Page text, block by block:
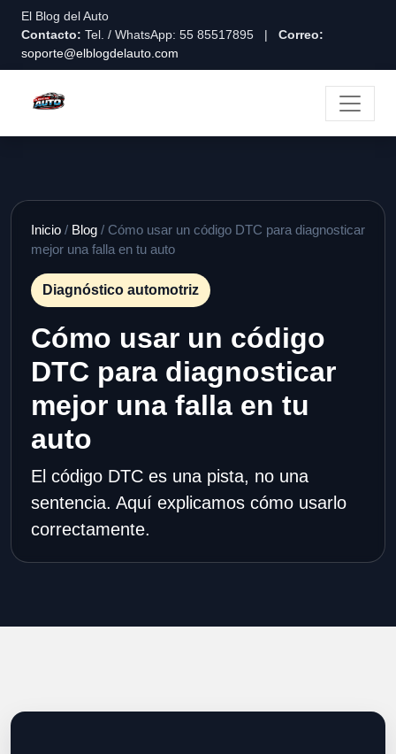
El Blog del Auto
Contacto: Tel. / WhatsApp: 55 85517895 | Correo:
soporte@elblogdelauto.com
Inicio / Blog / Cómo usar un código DTC para diagnosticar
mejor una falla en tu auto
Diagnóstico automotriz
Cómo usar un código
DTC para diagnosticar
mejor una falla en tu
auto
El código DTC es una pista, no una
sentencia. Aquí explicamos cómo usarlo
correctamente.